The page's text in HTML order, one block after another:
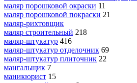
маляр порошковой окраски 11
маляр порошковой покраски 21
маляр-рихтовщик
маляр строительный 218
маляр-штукатур 416
маляр-штукатур отделочник 69
маляр-штукатур плиточник 22
мангальщик 7
маникюрист 15